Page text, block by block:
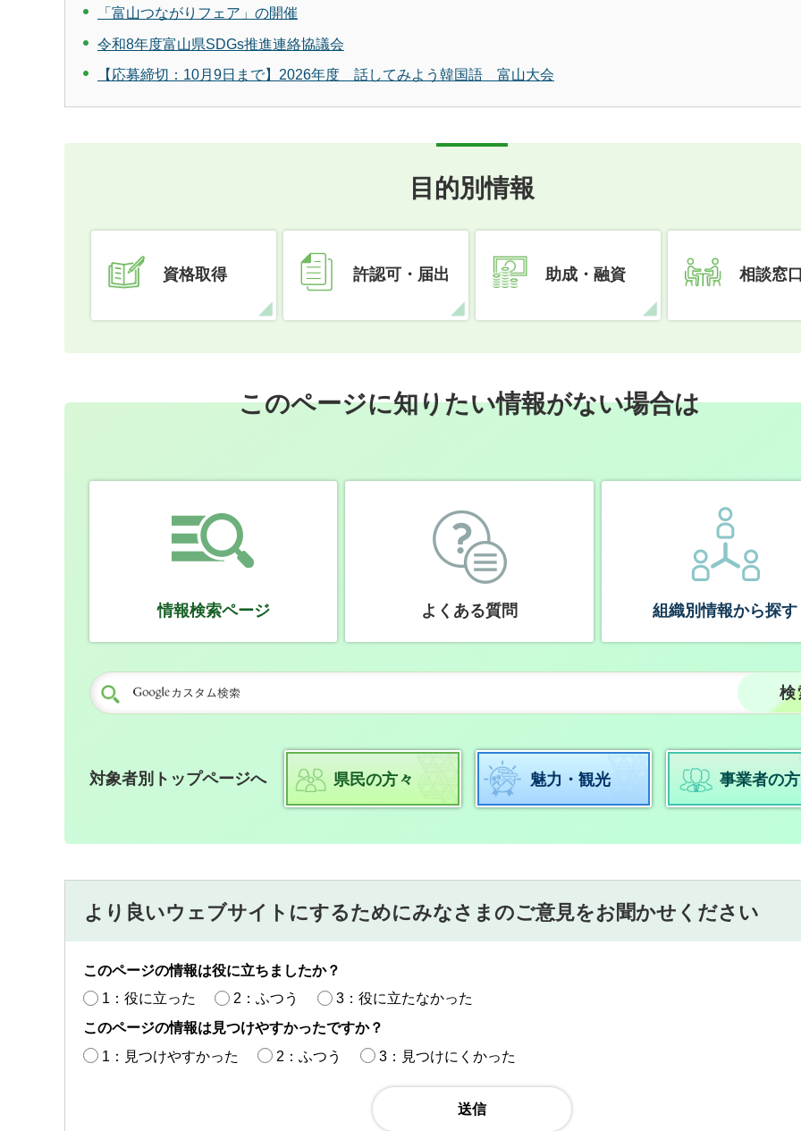
「富山つながりフェア」の開催
令和8年度富山県SDGs推進連絡協議会
【応募締切：10月9日まで】2026年度 話してみよう韓国語 富山大会
目的別情報
資格取得 許認可・届出 助成・融資 相談窓
このページに知りたい情報がない場合は
情報検索ページ よくある質問 組織別情報から探す
対象者別トップページへ 県民の方々 魅力・観光 事業者の
より良いウェブサイトにするためにみなさまのご意見をお聞かせください
このページの情報は役に立ちましたか？
1：役に立った
2：ふつう
3：役に立たなかった
このページの情報は見つけやすかったですか？
1：見つけやすかった
2：ふつう 3：見つけにくかった